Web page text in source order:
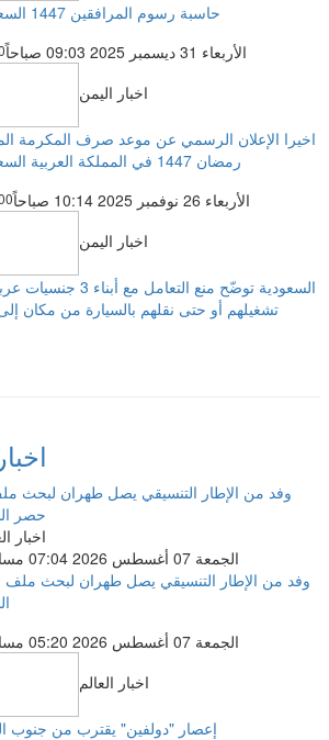
حاسبة رسوم المرافقين 1447 السعودية
الأربعاء 31 ديسمبر 2025 09:03 صباحاً
اخبار اليمن
اخيرا الإعلان الرسمي عن موعد صرف المكرمة
رمضان 1447 في المملكة العربية السعودية
الأربعاء 26 نوفمبر 2025 10:14 صباحاً
اخبار اليمن
السعودية توضّح منع التعامل مع أبناء
تشغيلهم أو حتى نقلهم بالسيارة من مكان
اخبار
الجمعة 07 أغسطس 2026 07:04 مساءً
وفد من الإطار التنسيقي يصل طهران لبحث
الجمعة 07 أغسطس 2026 05:20 مساءً
اخبار العالم
إعصار "دولفين" يقترب من جنوب